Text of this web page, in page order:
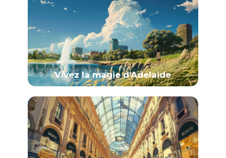
Vivez la magie d'Adelaide